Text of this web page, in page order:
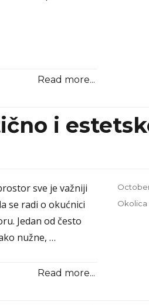
Read more...
i
sve je važniji
se radi o okućnici
Jedan od često
nužne, …
Read more...
Posted
on
Okolica